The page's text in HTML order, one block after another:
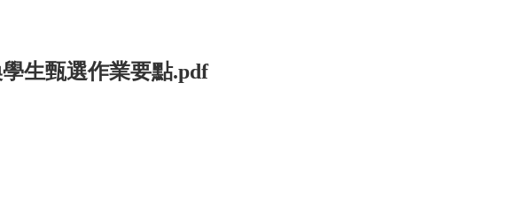
生甄選作業要點.pdf